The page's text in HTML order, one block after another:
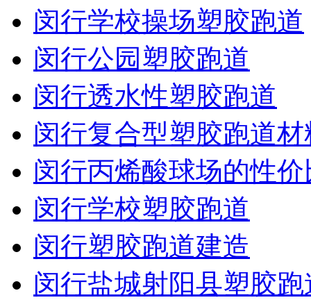
闵行学校操场塑胶跑道
闵行公园塑胶跑道
闵行透水性塑胶跑道
闵行复合型塑胶跑道材
闵行丙烯酸球场的性价
闵行学校塑胶跑道
闵行塑胶跑道建造
闵行盐城射阳县塑胶跑